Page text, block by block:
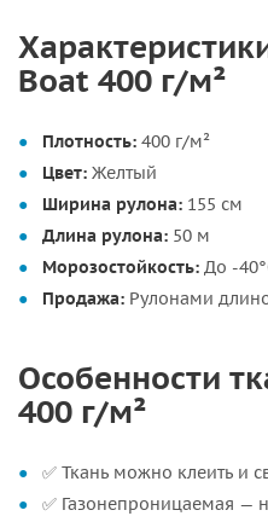
Boat 400 г/м²
Плотность: 400 г/м²
Цвет: Желтый
Ширина рулона: 155 см
Длина рулона: 50 м
Морозостойкость: До -
Продажа: Рулонами
Особенности
400 г/м²
✅ Ткань можно клеить и
✅ Газонепроницаемая —